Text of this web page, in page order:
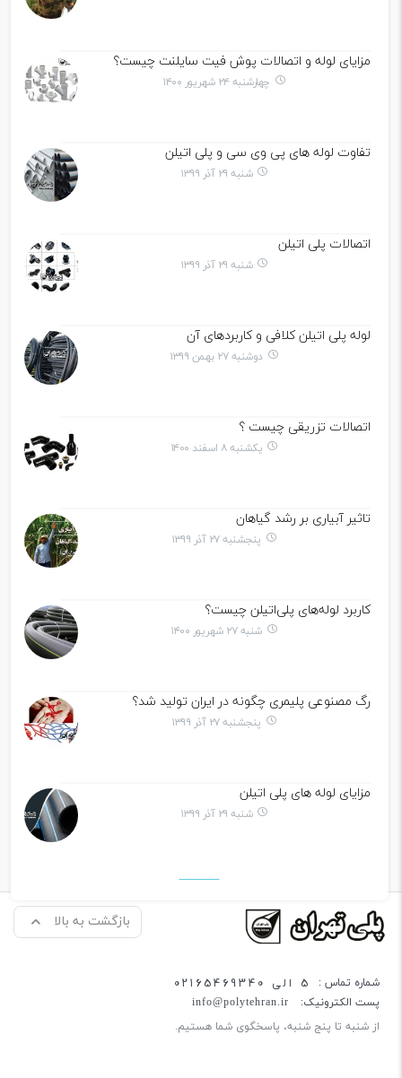
مزایای لوله و اتصالات پوش فیت سایلنت چیست؟
چهارشنبه ۲۴ شهریور ۱۴۰۰
تفاوت لوله های پی وی سی و پلی اتیلن
شنبه ۲۹ آذر ۱۳۹۹
اتصالات پلی اتیلن
شنبه ۲۹ آذر ۱۳۹۹
لوله پلی اتیلن کلافی و کاربردهای آن
دوشنبه ۲۷ بهمن ۱۳۹۹
اتصالات تزریقی چیست ؟
یکشنبه ۸ اسفند ۱۴۰۰
تاثیر آبیاری بر رشد گیاهان
پنجشنبه ۲۷ آذر ۱۳۹۹
کاربرد لوله‌های پلی‌اتیلن چیست؟
شنبه ۲۷ شهریور ۱۴۰۰
رگ مصنوعی پلیمری چگونه در ایران تولید شد؟
پنجشنبه ۲۷ آذر ۱۳۹۹
مزایای لوله های پلی اتیلن
شنبه ۲۹ آذر ۱۳۹۹
بازگشت به بالا
شماره تماس : 5 الی 02165469340
پست الکترونیک: info@polytehran.ir
از شنبه تا پنج شنبه، پاسخگوی شما هستیم.